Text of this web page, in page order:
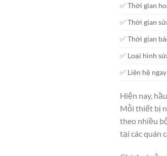
✅ Thời gian
✅ Thời gian
✅ Thời gian
✅ Loại hình
✅ Liên hệ ngay
Hiện nay,
Mỗi thiết bị
theo nhiều
tại các quán